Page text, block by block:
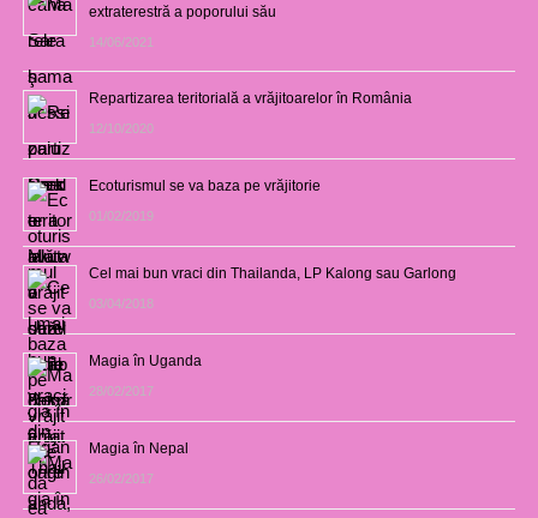
extraterestră a poporului său
14/06/2021
Repartizarea teritorială a vrăjitoarelor în România
12/10/2020
Ecoturismul se va baza pe vrăjitorie
01/02/2019
Cel mai bun vraci din Thailanda, LP Kalong sau Garlong
03/04/2018
Magia în Uganda
28/02/2017
Magia în Nepal
26/02/2017